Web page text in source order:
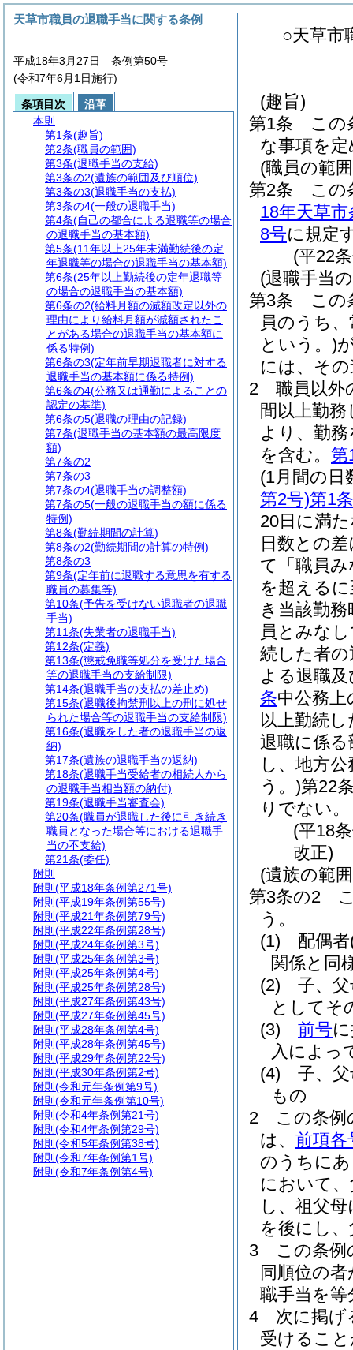
○天草市
(趣旨)
第1条
この
な事項を
(職員の範
第2条
この
18年天草
8号に規定
(平22
(退職手当
第3条
この
員のうち
という。)
には、そ
2
職員以外
間以上勤務
より、勤
を含む。 第
(1月間の日
第2号)第1
20日に満
日数との
て「職員
を超える
き当該勤
員とみな
続した者
よる退職
条中公務
以上勤続
退職に係
し、地方公
う。)第22
りでない。
(平18
改正)
(遺族の範
第3条の2
う。
(1)
配偶者
関係と同
(2)
子、
としてそ
(3)
前号
入によっ
(4)
子、
もの
2
この条例
は、 前項各
のうちに
において
し、祖父
を後にし
3
この条例
同順位の
職手当を
4
次に掲げ
受けるこ
天草市職員の退職手当に関する条例
平成18年3月27日 条例第50号
(令和7年6月1日施行)
条項目次
沿革
本則
第1条(趣旨)
第2条(職員の範囲)
第3条(退職手当の支給)
第3条の2(遺族の範囲及び順位)
第3条の3(退職手当の支払)
第3条の4(一般の退職手当)
第4条(自己の都合による退職等の場合
の退職手当の基本額)
第5条(11年以上25年未満勤続後の定
年退職等の場合の退職手当の基本額)
第6条(25年以上勤続後の定年退職等
の場合の退職手当の基本額)
第6条の2(給料月額の減額改定以外の
理由により給料月額が減額されたこ
とがある場合の退職手当の基本額に
係る特例)
第6条の3(定年前早期退職者に対する
退職手当の基本額に係る特例)
第6条の4(公務又は通勤によることの
認定の基準)
第6条の5(退職の理由の記録)
第7条(退職手当の基本額の最高限度
額)
第7条の2
第7条の3
第7条の4(退職手当の調整額)
第7条の5(一般の退職手当の額に係る
特例)
第8条(勤続期間の計算)
第8条の2(勤続期間の計算の特例)
第8条の3
第9条(定年前に退職する意思を有する
職員の募集等)
第10条(予告を受けない退職者の退職
手当)
第11条(失業者の退職手当)
第12条(定義)
第13条(懲戒免職等処分を受けた場合
等の退職手当の支給制限)
第14条(退職手当の支払の差止め)
第15条(退職後拘禁刑以上の刑に処せ
られた場合等の退職手当の支給制限)
第16条(退職をした者の退職手当の返
納)
第17条(遺族の退職手当の返納)
第18条(退職手当受給者の相続人から
の退職手当相当額の納付)
第19条(退職手当審査会)
第20条(職員が退職した後に引き続き
職員となった場合等における退職手
当の不支給)
第21条(委任)
附則
附則 (平成18年条例第271号)
附則 (平成19年条例第55号)
附則 (平成21年条例第79号)
附則 (平成22年条例第28号)
附則 (平成24年条例第3号)
附則 (平成25年条例第3号)
附則 (平成25年条例第4号)
附則 (平成25年条例第28号)
附則 (平成27年条例第43号)
附則 (平成27年条例第45号)
附則 (平成28年条例第4号)
附則 (平成28年条例第45号)
附則 (平成29年条例第22号)
附則 (平成30年条例第2号)
附則 (令和元年条例第9号)
附則 (令和元年条例第10号)
附則 (令和4年条例第21号)
附則 (令和4年条例第29号)
附則 (令和5年条例第38号)
附則 (令和7年条例第1号)
附則 (令和7年条例第4号)